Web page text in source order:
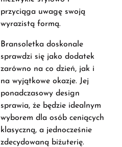
przyciąga uwagę swoją
wyrazistą formą.
Bransoletka doskonale
sprawdzi się jako dodatek
zarówno na co dzień, jak i
na wyjątkowe okazje. Jej
ponadczasowy design
sprawia, że będzie idealnym
wyborem dla osób ceniących
klasyczną, a jednocześnie
zdecydowaną biżuterię.